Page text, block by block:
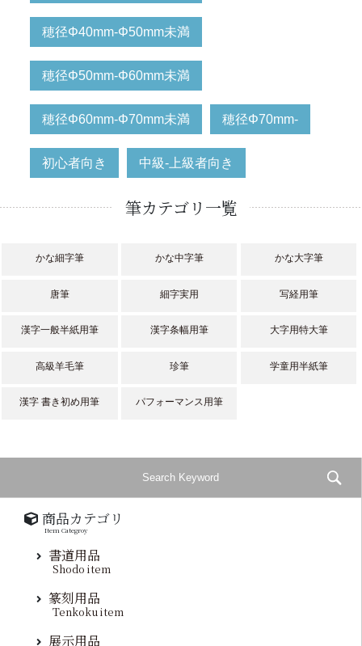
穂径Φ40mm-Φ50mm未満
穂径Φ50mm-Φ60mm未満
穂径Φ60mm-Φ70mm未満 穂径Φ70mm-
初心者向き 中級-上級者向き
筆カテゴリ一覧
かな細字筆 かな中字筆 かな大字筆
唐筆 細字実用 写経用筆
漢字一般半紙用筆 漢字条幅用筆 大字用特大筆
高級羊毛筆 珍筆 学童用半紙筆
漢字 書き初め用筆 パフォーマンス用筆
商品カテゴリ
Item Categroy
書道用品
Shodo item
篆刻用品
Tenkoku item
展示用品